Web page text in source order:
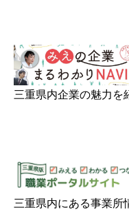
三重県内企業の魅力を
三重県内にある事業所